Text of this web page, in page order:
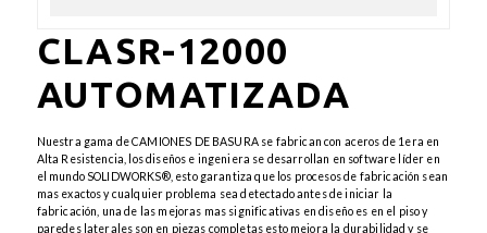
CLASR-12000
AUTOMATIZADA
Nuestra gama de CAMIONES DE BASURA se fabrican con aceros de 1era en
Alta Resistencia, los diseños e ingeniera se desarrollan en software líder en
el mundo SOLIDWORKS®, esto garantiza que los procesos de fabricación sean
mas exactos y cualquier problema sea detectado antes de iniciar la
fabricación, una de las mejoras mas significativas en diseño es en el piso y
paredes laterales son en piezas completas esto mejora la durabilidad y se